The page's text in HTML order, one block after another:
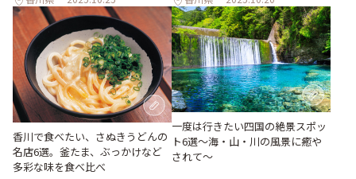
香川で食べたい、さぬきうどんの
名店6選。釜たま、ぶっかけなど
多彩な味を食べ比べ
一度は行きたい四国の絶景スポッ
ト6選〜海・山・川の風景に癒や
されて〜